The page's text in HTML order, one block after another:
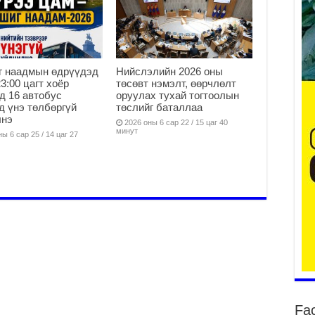
наадмын өдрүүдэд
цагт хоёр
16 автобус
үнэ төлбөргүй
6 сар 25 / 14 цаг 27
Нийслэлийн 2026 оны
төсөвт нэмэлт, өөрчлөлт
оруулах тухай тогтоолын
төслийг баталлаа
2026 оны 6 сар 22 / 15 цаг 40
минут